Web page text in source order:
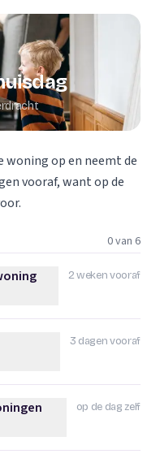
woning op en neemt de
vooraf, want op de
0 van 6
2 weken vooraf
leeg moet afvinken
3 dagen vooraf
afvinken
op de dag zelf
vastleggen afvinken